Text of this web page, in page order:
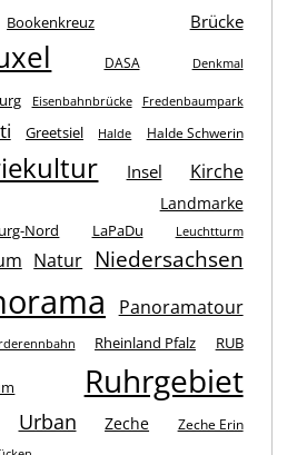
Bookenkreuz Brücke
DASA Denkmal
Eisenbahnbrücke Fredenbaumpark
Greetsiel Halde Halde Schwerin
Insel Kirche
Landmarke
Nord LaPaDu
Leuchtturm
Natur Niedersachsen
Panoramatour
Rheinland Pfalz RUB
Ruhrgebiet
Urban Zeche Zeche Erin